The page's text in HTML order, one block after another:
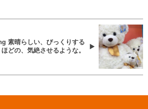
素晴らしい、びっくりする
ほどの、気絶させるような。